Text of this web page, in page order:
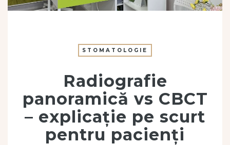
STOMATOLOGIE
Radiografie
panoramică vs CBCT
– explicație pe scurt
pentru pacienți